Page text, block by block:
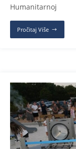
Humanitarnoj
Pročitaj Više